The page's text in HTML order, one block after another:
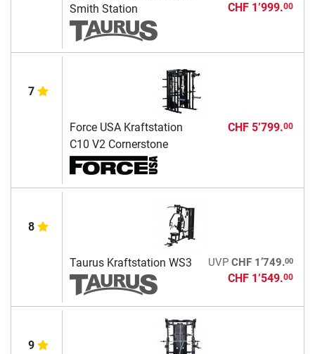
Smith Station
CHF 1’999.00
7
Force USA Kraftstation
C10 V2 Cornerstone
CHF 5’799.00
8
Taurus Kraftstation WS3 UVP CHF 1’749.00
CHF 1’549.00
9